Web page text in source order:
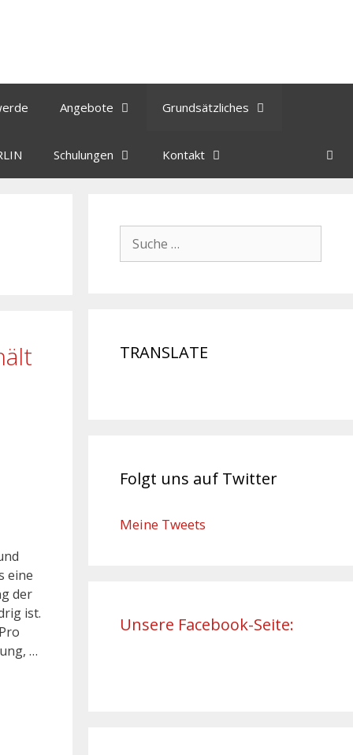
Angebote Grundsätzliches
Schulungen Kontakt
eine
der
ist.
…
TRANSLATE
Folgt uns auf Twitter
Meine Tweets
Unsere Facebook-Seite: